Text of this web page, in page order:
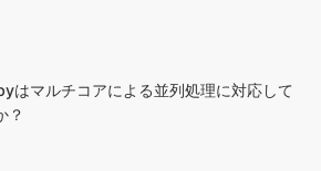
はマルチコアによる並列処理に対応して
？